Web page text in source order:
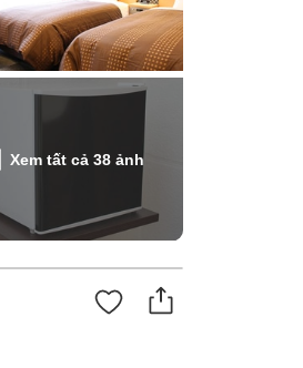
Xem tất cả38 ảnh